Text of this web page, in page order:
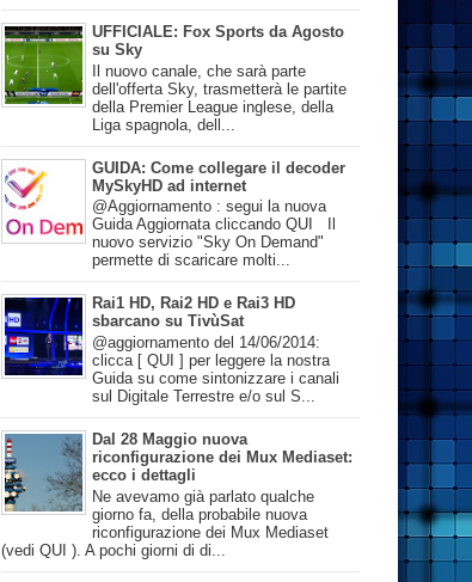
UFFICIALE: Fox Sports da Agosto
su Sky
Il nuovo canale, che sarà parte
dell'offerta Sky, trasmetterà le partite
della Premier League inglese, della
Liga spagnola, dell...
GUIDA: Come collegare il decoder
MySkyHD ad internet
@Aggiornamento : segui la nuova
Guida Aggiornata cliccando QUI Il
nuovo servizio "Sky On Demand"
permette di scaricare molti...
Rai1 HD, Rai2 HD e Rai3 HD
sbarcano su TivùSat
@aggiornamento del 14/06/2014:
clicca [ QUI ] per leggere la nostra
Guida su come sintonizzare i canali
sul Digitale Terrestre e/o sul S...
Dal 28 Maggio nuova
riconfigurazione dei Mux Mediaset:
ecco i dettagli
Ne avevamo già parlato qualche
giorno fa, della probabile nuova
riconfigurazione dei Mux Mediaset
(vedi QUI ). A pochi giorni di di...